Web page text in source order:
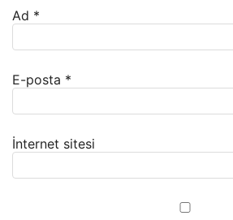
Ad *
E-posta *
İnternet sitesi